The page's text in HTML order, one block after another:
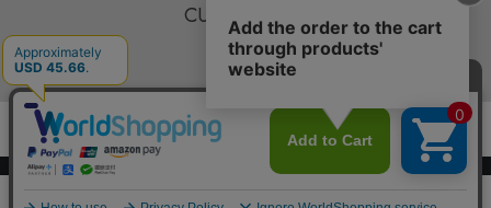
CUSTOMER
採用情報
Copyrights © WORLD CO.,LTD. All rights reserved.
スマートフォン ｜PC